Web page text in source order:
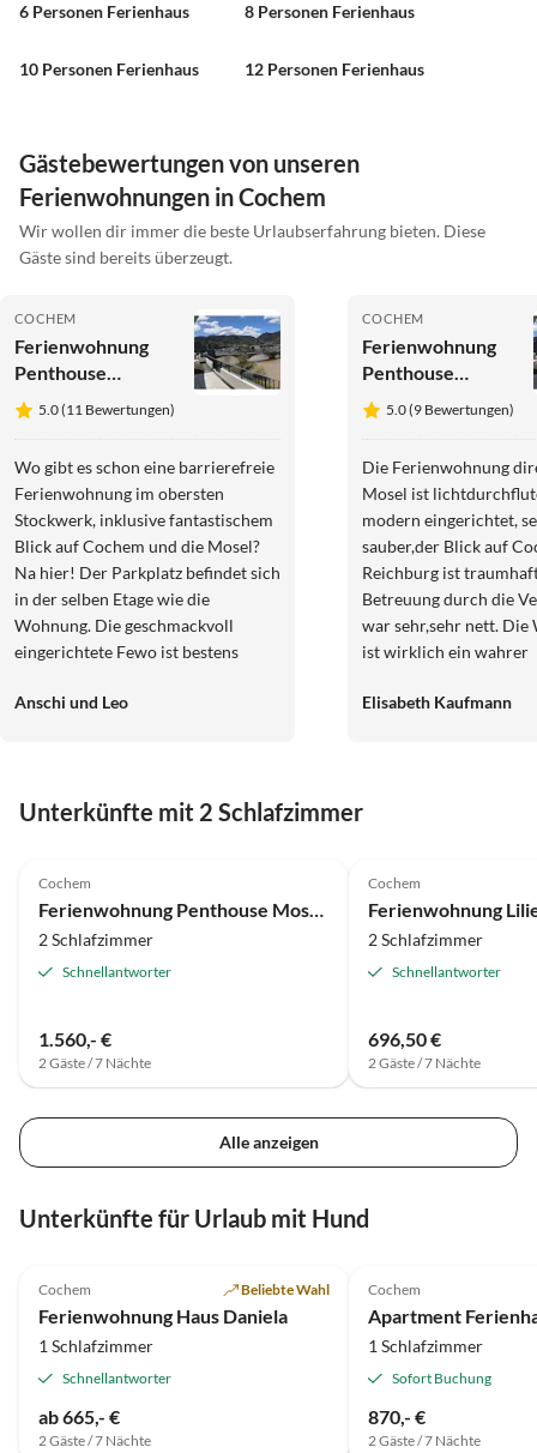
6 Personen Ferienhaus 8 Personen Ferienhaus
10 Personen Ferienhaus 12 Personen Ferienhaus
Gästebewertungen von unseren
Ferienwohnungen in Cochem
Wir wollen dir immer die beste Urlaubserfahrung bieten. Diese
Gäste sind bereits überzeugt.
COCHEM
Ferienwohnung
Penthouse
Moseljuwel II
5.0 (11 Bewertungen)
Wo gibt es schon eine barrierefreie
Ferienwohnung im obersten
Stockwerk, inklusive fantastischem
Blick auf Cochem und die Mosel?
Na hier! Der Parkplatz befindet sich
in der selben Etage wie die
Wohnung. Die geschmackvoll
eingerichtete Fewo ist bestens
Küchenausstattung läßt keine
angenehme Temperatur. Alle
werden. Man kann vom Bett aus auf
die Mosel und den regen
Schiffsverkehr blicken. Restaurants
und die Innenstadt sind in 5
Sonnenuntergang auf der Terasse
mit einem Glas Riesling und
Anschi und Leo
COCHEM
Ferienwohnung
Penthouse
Moseljuwel I
5.0 (9 Bewertungen)
Die Ferienwohnung
Mosel ist
modern eingerichtet,
sauber,der Blick auf
Reichburg ist
Betreuung durch die
war sehr,sehr nett. Die
ist wirklich ein wahrer
Elisabeth Kaufmann
Unterkünfte mit 2 Schlafzimmer
Luxus
Cochem
2 Schlafzimmer
Schnellantworter
1.560,- €
2 Gäste / 7 Nächte
Cochem
2 Schlafzimmer
Schnellantworter
696,50 €
2 Gäste / 7 Nächte
Alle anzeigen
Unterkünfte für Urlaub mit Hund
Cochem Beliebte Wahl
Ferienwohnung Haus Daniela
1 Schlafzimmer
Schnellantworter
ab 665,- €
2 Gäste / 7 Nächte
Cochem
1 Schlafzimmer
Sofort Buchung
870,- €
2 Gäste / 7 Nächte